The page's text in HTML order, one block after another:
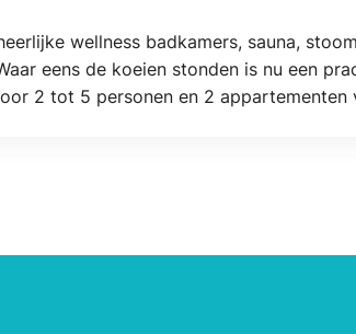
wellness badkamers, sauna,
eens de koeien stonden is nu een
2 tot 5 personen en 2